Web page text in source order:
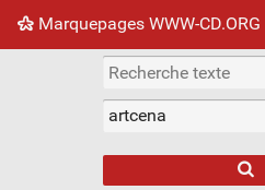
Marquepages WWW-CD.ORG
Nuage de tags Mur d'images